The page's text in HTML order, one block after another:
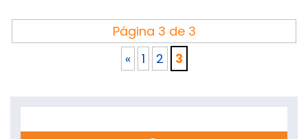
Página 3 de 3
«
1 2 3